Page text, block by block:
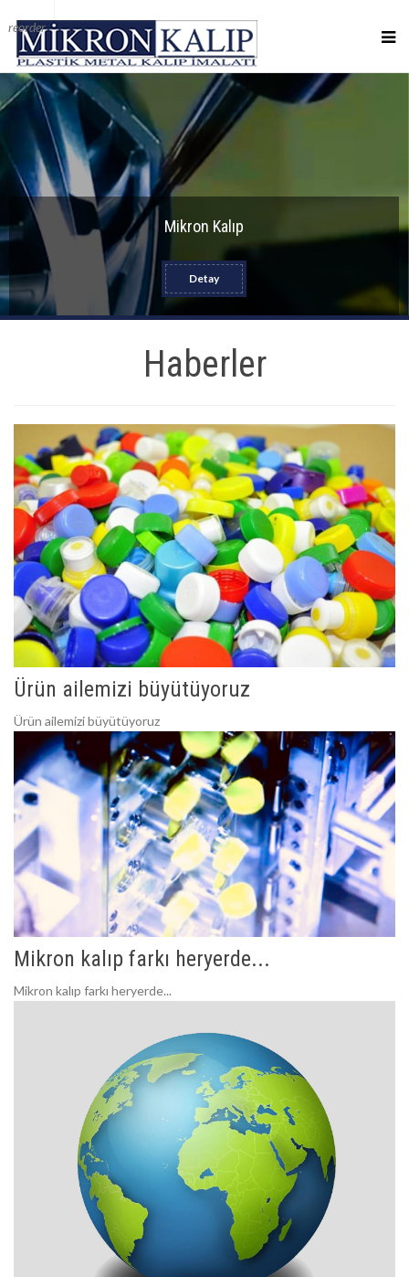
reorder
Mikron Kalıp
Detay
Haberler
Ürün ailemizi büyütüyoruz
Ürün ailemizi büyütüyoruz
Mikron kalıp farkı heryerde...
Mikron kalıp farkı heryerde...